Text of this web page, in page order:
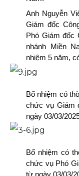
Anh Nguyễn
Giám đốc
Phó Giám đốc
nhánh Miền
nhiệm 5 năm,
Bổ nhiệm có
chức vụ Giám
ngày 03/03/
Bổ nhiệm có
chức vụ Phó